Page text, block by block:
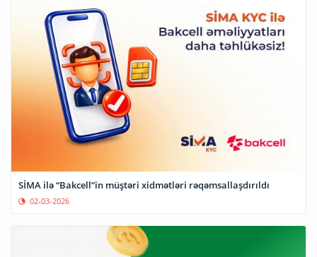
SİMA ilə “Bakcell”in müştəri xidmətləri rəqəmsallaşdırıldı
02-03-2026